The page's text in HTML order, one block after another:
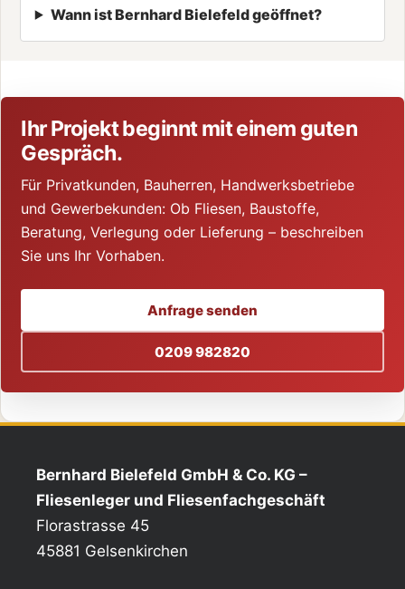
Wann ist Bernhard Bielefeld geöffnet?
Ihr Projekt beginnt mit einem guten
Gespräch.
Für Privatkunden, Bauherren, Handwerksbetriebe
und Gewerbekunden: Ob Fliesen, Baustoffe,
Beratung, Verlegung oder Lieferung – beschreiben
Sie uns Ihr Vorhaben.
Anfrage senden
0209 982820
Bernhard Bielefeld GmbH & Co. KG –
Fliesenleger und Fliesenfachgeschäft
Florastrasse 45
45881 Gelsenkirchen